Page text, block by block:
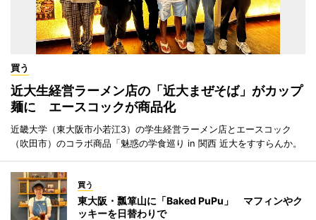
買う
近大生経営ラーメン店の「近大まぜそば」がカップ
麺に エースコックが商品化
近畿大学（東大阪市小若江3）の学生経営ラーメン店とエースコック
（吹田市）のコラボ商品「魅惑の学食巡り in 関西 近大をすすらんか。
買う
東大阪・瓢箪山に「Baked PuPu」 マフィンやク
ッキーを日替わりで